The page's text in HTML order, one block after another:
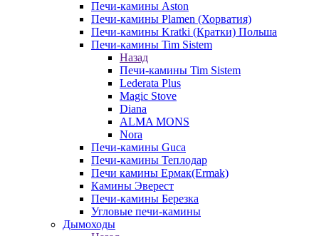
Печи-камины Aston
Печи-камины Plamen (Хорватия)
Печи-камины Kratki (Кратки) Польша
Печи-камины Tim Sistem
Назад
Печи-камины Tim Sistem
Lederata Plus
Magic Stove
Diana
ALMA MONS
Nora
Печи-камины Guca
Печи-камины Теплодар
Печи камины Ермак(Ermak)
Камины Эверест
Печи-камины Березка
Угловые печи-камины
Дымоходы